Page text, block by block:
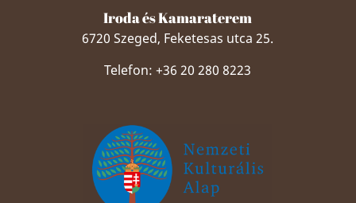
Iroda és Kamaraterem
6720 Szeged, Feketesas utca 25.
Telefon: +36 20 280 8223